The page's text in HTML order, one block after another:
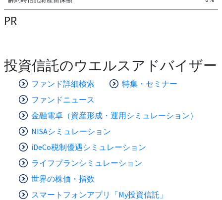
PR
投資信託のウエルスアドバイザー
ファンド詳細検索
特集・セミナー
ファンドニュース
金融電卓（資産形成・運用シミュレーション）
NISAシミュレーション
iDeCo税制優遇シミュレーション
ライフプランシミュレーション
世界の株価・指数
スマートフォンアプリ「My投資信託」